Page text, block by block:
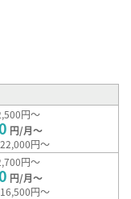
円～
円/月～
円～
円～
円/月～
円～